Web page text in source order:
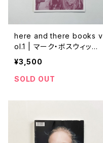
here and there books v
ol.1 | マーク・ボスウィック
Mark Borthwick / スーザ
ン・チャンチオロ Susan Ci
anciolo
¥3,500
SOLD OUT